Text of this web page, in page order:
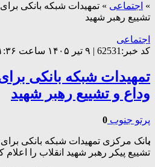
» اجتماعی » تمهیدات شبکه بانکی
تشییع رهبر شهید
اجتماعی
کد خبر:62531 | ۹ تیر ۱۴۰۵ ساعت ۱۱:۳۶
تمهیدات شبکه بانکی
وداع و تشییع رهبر شهید
پرتو جنوب 0
بانک مرکزی تمهیدات شبکه بانکی
تشییع پیکر رهبر شهید انقلاب را اعلام